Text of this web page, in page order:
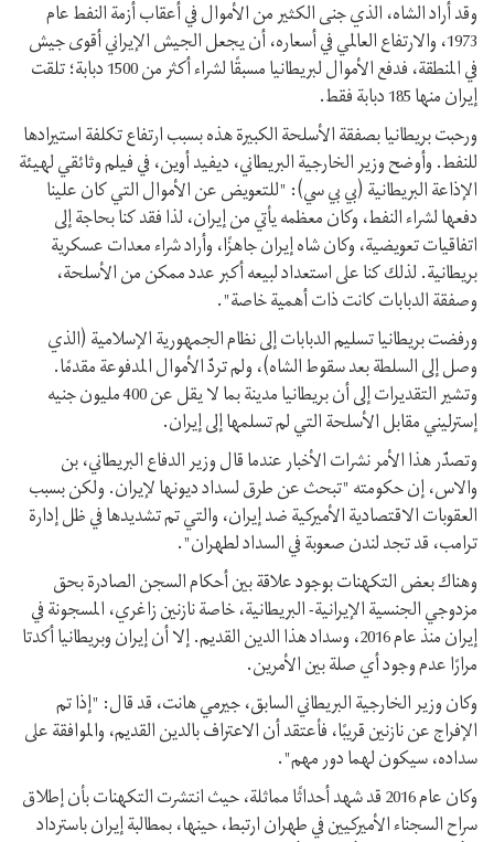
وقد أراد الشاه، الذي جنى الكثير من الأموال في أعقاب أزمة النفط عام
1973، والارتفاع العالمي في أسعاره، أن يجعل الجيش الإيراني أقوى جيش
في المنطقة، فدفع الأموال لبريطانيا مسبقًا لشراء أكثر من 1500 دبابة؛ تلقت
إيران منها 185 دبابة فقط.
ورحبت بريطانيا بصفقة الأسلحة الكبيرة هذه بسبب ارتفاع تكلفة استيرادها
للنفط. وأوضح وزير الخارجية البريطاني، ديفيد أوين، في فيلم وثائقي لهيئة
الإذاعة البريطانية (بي بي سي): "للتعويض عن الأموال التي كان علينا
دفعها لشراء النفط، وكان معظمه يأتي من إيران، لذا فقد كنا بحاجة إلى
اتفاقيات تعويضية، وكان شاه إيران جاهزًا، وأراد شراء معدات عسكرية
بريطانية. لذلك كنا على استعداد لبيعه أكبر عدد ممكن من الأسلحة،
وصفقة الدبابات كانت ذات أهمية خاصة".
ورفضت بريطانيا تسليم الدبابات إلى نظام الجمهورية الإسلامية (الذي
وصل إلى السلطة بعد سقوط الشاه)، ولم تردّ الأموال المدفوعة مقدمًا.
وتشير التقديرات إلى أن بريطانيا مدينة بما لا يقل عن 400 مليون جنيه
إسترليني مقابل الأسلحة التي لم تسلمها إلى إيران.
وتصدّر هذا الأمر نشرات الأخبار عندما قال وزير الدفاع البريطاني، بن
والاس، إن حكومته "تبحث عن طرق لسداد ديونها لإيران. ولكن بسبب
العقوبات الاقتصادية الأميركية ضد إيران، والتي تم تشديدها في ظل إدارة
ترامب، قد تجد لندن صعوبة في السداد لطهران".
وهناك بعض التكهنات بوجود علاقة بين أحكام السجن الصادرة بحق
مزدوجي الجنسية الإيرانية- البريطانية، خاصة نازنين زاغري، المسجونة في
إيران منذ عام 2016، وسداد هذا الدين القديم. إلا أن إيران وبريطانيا أكدتا
مرارًا عدم وجود أي صلة بين الأمرين.
وكان وزير الخارجية البريطاني السابق، جيرمي هانت، قد قال: "إذا تم
الإفراج عن نازنين قريبًا، فأعتقد أن الاعتراف بالدين القديم، والموافقة على
سداده، سيكون لهما دور مهم".
وكان عام 2016 قد شهد أحداثًا مماثلة، حيث انتشرت التكهنات بأن إطلاق
سراح السجناء الأميركيين في طهران ارتبط، حينها، بمطالبة إيران باسترداد